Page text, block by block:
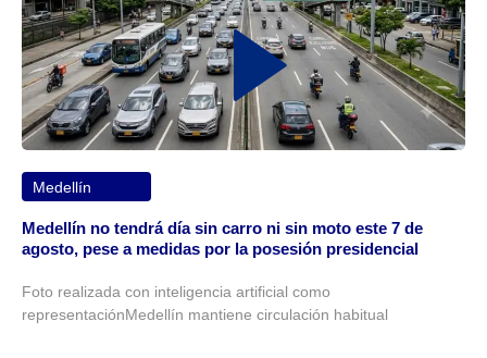
Medellín
Medellín no tendrá día sin carro ni sin moto este 7 de
agosto, pese a medidas por la posesión presidencial
Foto realizada con inteligencia artificial como
representaciónMedellín mantiene circulación habitual